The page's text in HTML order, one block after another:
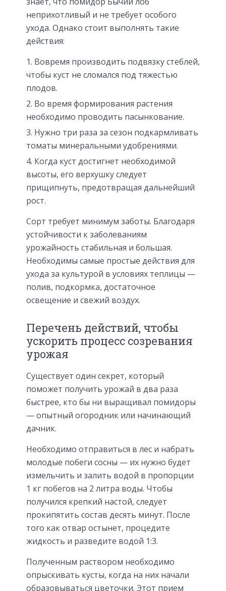
неприхотливый и не требует особого
ухода. Однако стоит выполнять такие
действия:
Вовремя производить подвязку стеблей,
чтобы куст не сломался под тяжестью
плодов.
Во время формирования растения
необходимо проводить пасынкование.
Нужно три раза за сезон подкармливать
томаты минеральными удобрениями.
Когда куст достигнет необходимой
высоты, его верхушку следует
прищипнуть, предотвращая дальнейший
рост.
Сорт требует минимум заботы. Благодаря
устойчивости к заболеваниям
урожайность стабильная и большая.
Необходимы самые простые действия для
ухода за культурой в условиях теплицы —
полив, подкормка, достаточное
освещение и свежий воздух.
Перечень действий, чтобы
ускорить процесс созревания
урожая
Существует один секрет, который
поможет получить урожай в два раза
быстрее, кто бы ни выращивал помидоры
— опытный огородник или начинающий
дачник.
Необходимо отправиться в лес и набрать
молодые побеги сосны — их нужно будет
измельчить и залить водой в пропорции
1 кг побегов на 2 литра воды. Чтобы
получился крепкий настой, следует
прокипятить состав десять минут. После
того как отвар остынет, процедите
жидкость и разведите водой 1:3.
Полученным раствором необходимо
опрыскивать кусты, когда на них начали
образовываться цветочки. Этот прием